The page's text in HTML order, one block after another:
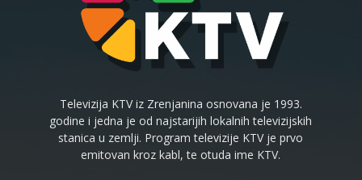
Televizija KTV iz Zrenjanina osnovana je 1993.
godine i jedna je od najstarijih lokalnih televizijskih
stanica u zemlji. Program televizije KTV je prvo
emitovan kroz kabl, te otuda ime KTV.